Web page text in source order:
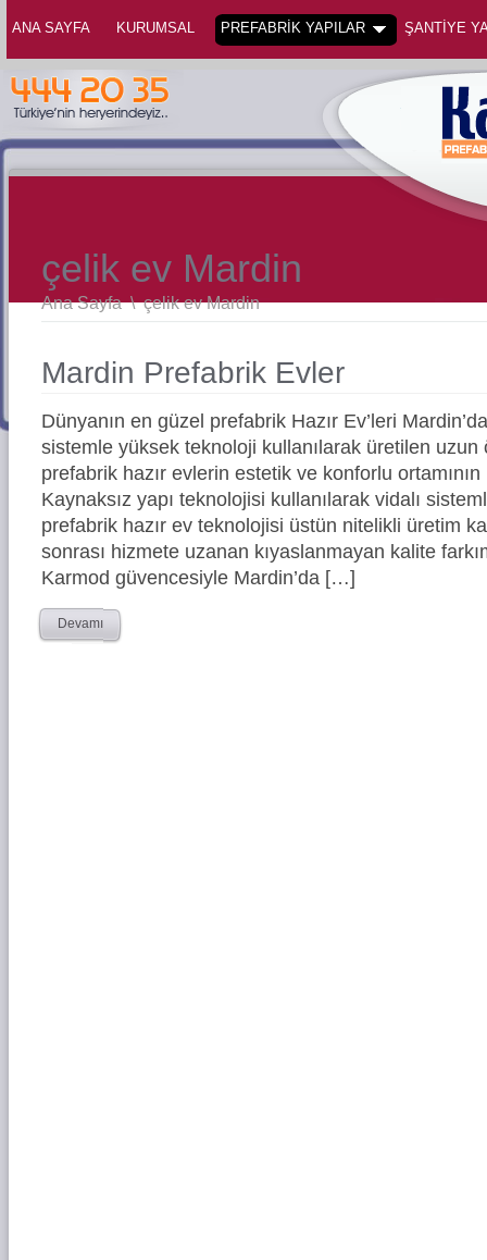
ANA SAYFA KURUMSAL PREFABRİK YAPILAR ŞANTİYE
çelik ev Mardin
Ana Sayfa \çelik ev Mardin
Mardin Prefabrik Evler
Dünyanın en güzel prefabrik Hazır Ev’leri
sistemle yüksek teknoloji kullanılarak üretilen
prefabrik hazır evlerin estetik ve konforlu ortamının
Kaynaksız yapı teknolojisi kullanılarak vidalı
prefabrik hazır ev teknolojisi üstün nitelikli üretim
sonrası hizmete uzanan kıyaslanmayan kalite
Karmod güvencesiyle Mardin’da […]
Devamı